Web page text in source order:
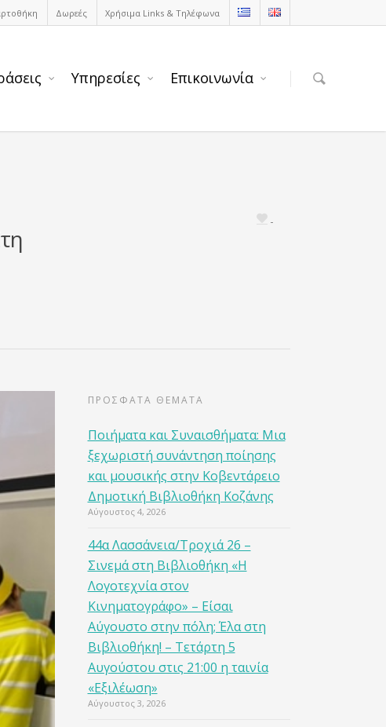
Δωρεές Χρήσιμα Links & Τηλέφωνα
Υπηρεσίες Επικοινωνία
ΠΡΟΣΦΑΤΑ ΘΕΜΑΤΑ
Ποιήματα και Συναισθήματα: Μια
ξεχωριστή συνάντηση ποίησης
και μουσικής στην Κοβεντάρειο
Δημοτική Βιβλιοθήκη Κοζάνης
Αύγουστος 4, 2026
44α Λασσάνεια/Τροχιά 26 –
Σινεμά στη Βιβλιοθήκη «Η
Λογοτεχνία στον
Κινηματογράφο» – Είσαι
Αύγουστο στην πόλη; Έλα στη
Βιβλιοθήκη! – Τετάρτη 5
Αυγούστου στις 21:00 η ταινία
«Εξιλέωση»
Αύγουστος 3, 2026